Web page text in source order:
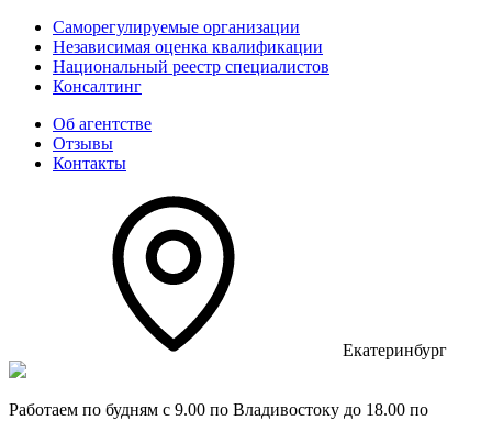
Саморегулируемые организации
Независимая оценка квалификации
Национальный реестр специалистов
Консалтинг
Об агентстве
Отзывы
Контакты
Екатеринбург
Работаем по будням с 9.00 по Владивостоку до 18.00 по